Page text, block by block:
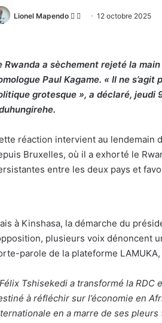
Lionel Mapendo
Follow
Envoyer12 octobre 2025
Rwanda a sèchement rejeté la
Paul Kagame. « Il ne s’agit
grotesque », a déclaré,
réaction intervient au lendemain
Bruxelles, où il a exhorté le
entre les deux pays et
à Kinshasa, la démarche du
plusieurs voix dénoncent
parole de la plateforme
Félix Tshisekedi a transformé la RDC
à réfléchir sur l’économie en
en a marre de ses pleurs